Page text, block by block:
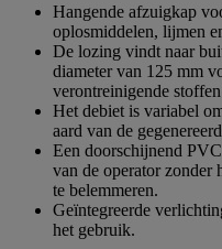
Hangende afzuigkap
oplosmiddelen, lijmen
De lozing vindt naar
diameter van 125 mm
verontreinigende
Het debiet is variabel
aard van de
Een doorschijnend
van de operator zonder
te belemmeren.
Geïntegreerde
het gebruik.